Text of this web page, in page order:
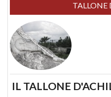
TALLONE
IL TALLONE